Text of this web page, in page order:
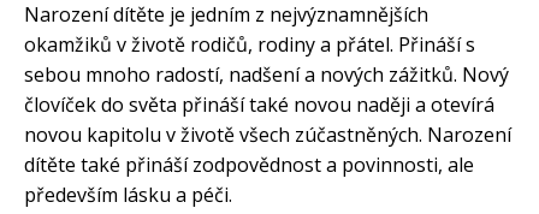
Narození dítěte je jedním z nejvýznamnějších
okamžiků v životě rodičů, rodiny a přátel. Přináší s
sebou mnoho radostí, nadšení a nových zážitků. Nový
človíček do světa přináší také novou naději a otevírá
novou kapitolu v životě všech zúčastněných. Narození
dítěte také přináší zodpovědnost a povinnosti, ale
především lásku a péči.